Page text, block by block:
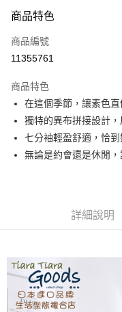
信用卡一次付款
超商取貨付款
Apple Pay
悠遊付
Google Pay
便利好安心！
１．簡單：不需註冊會員、
２．便利：只要手機號碼，
３．安心：先確認商品／服
運送方式
全家取貨付款
商品特色
商品編號
11355761
商品特色
在這個季節，讓素色
獨特的異布拼接設計
七分袖輕盈舒適，恰
無論是約會還是休閒
詳細說明